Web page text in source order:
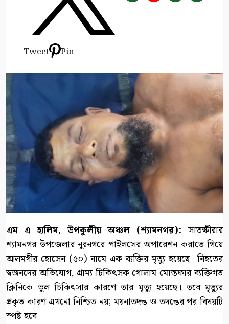
Tweet Pin
এম এ হালিম, উপকূলীয় অঞ্চল (শ্যামনগর): সাতক্ষীরার
শ্যামনগর উপজেলার নুরনগরে পাইলসের অপারেশন করাতে গিয়ে
আলমগীর হোসেন (৫০) নামে এক ব্যক্তির মৃত্যু হয়েছে। নিহতের
স্বজনদের অভিযোগ, গ্রাম্য চিকিৎসক গোলাম মোস্তফার ব্যক্তিগত
ক্লিনিকে ভুল চিকিৎসার কারণে তার মৃত্যু হয়েছে। তবে মৃত্যুর
প্রকৃত কারণ এখনো নিশ্চিত নয়; ময়নাতদন্ত ও তদন্তের পর বিষয়টি
স্পষ্ট হবে।